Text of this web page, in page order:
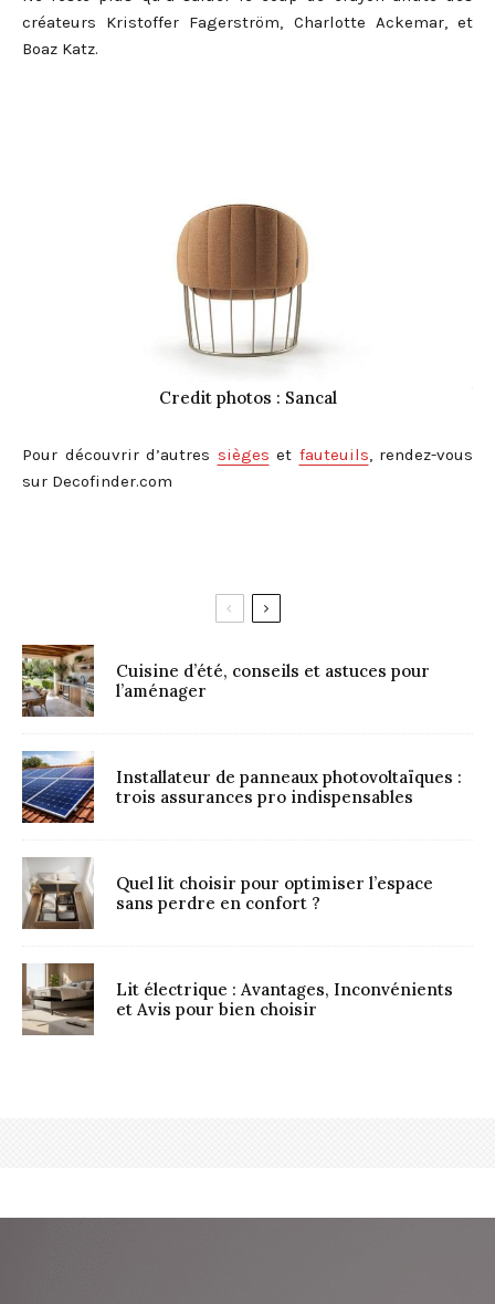
créateurs Kristoffer Fagerström, Charlotte Ackemar, et
Boaz Katz.
Credit photos : Sancal
Pour découvrir d’autres sièges et fauteuils, rendez-vous
sur Decofinder.com
Cuisine d’été, conseils et astuces pour
l’aménager
Installateur de panneaux photovoltaïques :
trois assurances pro indispensables
Quel lit choisir pour optimiser l’espace
sans perdre en confort ?
Lit électrique : Avantages, Inconvénients
et Avis pour bien choisir